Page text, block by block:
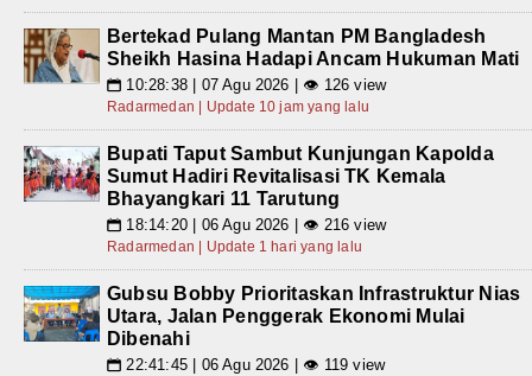
Bertekad Pulang Mantan PM Bangladesh
Sheikh Hasina Hadapi Ancam Hukuman Mati
📅 10:28:38 | 07 Agu 2026 | 👁 126 view
Radarmedan | Update 10 jam yang lalu
Bupati Taput Sambut Kunjungan Kapolda
Sumut Hadiri Revitalisasi TK Kemala
Bhayangkari 11 Tarutung
📅 18:14:20 | 06 Agu 2026 | 👁 216 view
Radarmedan | Update 1 hari yang lalu
Gubsu Bobby Prioritaskan Infrastruktur Nias
Utara, Jalan Penggerak Ekonomi Mulai
Dibenahi
📅 22:41:45 | 06 Agu 2026 | 👁 119 view